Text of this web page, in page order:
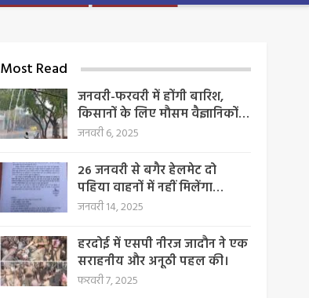
Most Read
जनवरी-फरवरी में होंगी बारिश,
किसानों के लिए मौसम वैज्ञानिकों…
जनवरी 6, 2025
26 जनवरी से बगैर हेलमेट दो
पहिया वाहनों में नहीं मिलेंगा…
जनवरी 14, 2025
हरदोई में एसपी नीरज जादौन ने एक
सराहनीय और अनूठी पहल की।
फरवरी 7, 2025